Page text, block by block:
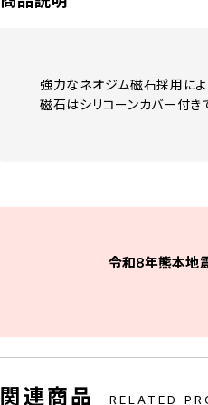
強力なネオジム磁石採用によ
磁石はシリコーンカバー付き
令和8年熊本地
関連商品 RELATED